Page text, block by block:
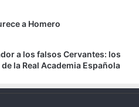
a Homero
a los falsos Cervantes: los
la Real Academia Española